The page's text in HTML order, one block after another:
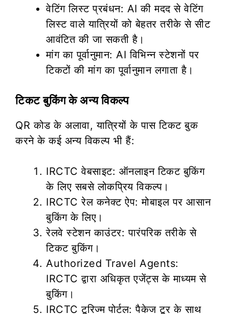
वेटिंग लिस्ट प्रबंधन: AI की मदद से वेटिंग
लिस्ट वाले यात्रियों को बेहतर तरीके से सीट
आवंटित की जा सकती है।
मांग का पूर्वानुमान: AI विभिन्न स्टेशनों पर
टिकटों की मांग का पूर्वानुमान लगाता है।
टिकट बुकिंग के अन्य विकल्प
QR कोड के अलावा, यात्रियों के पास टिकट बुक
करने के कई अन्य विकल्प भी हैं:
IRCTC वेबसाइट: ऑनलाइन टिकट बुकिंग
के लिए सबसे लोकप्रिय विकल्प।
IRCTC रेल कनेक्ट ऐप: मोबाइल पर आसान
बुकिंग के लिए।
रेलवे स्टेशन काउंटर: पारंपरिक तरीके से
टिकट बुकिंग।
Authorized Travel Agents:
IRCTC द्वारा अधिकृत एजेंट्स के माध्यम से
बुकिंग।
IRCTC टूरिज्म पोर्टल: पैकेज टूर के साथ